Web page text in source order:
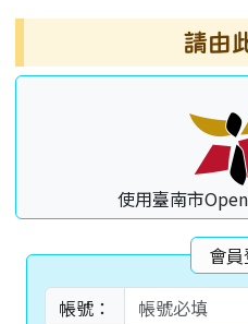
請由
使用臺南市
會
帳號：